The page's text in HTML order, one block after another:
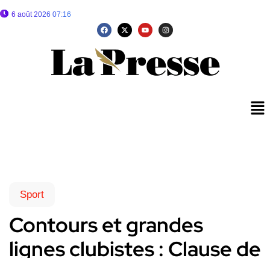
6 août 2026 07:16
Sport
Contours et grandes
lignes clubistes : Clause de